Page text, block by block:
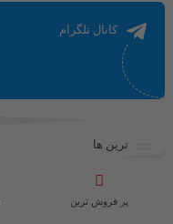
کانال تلگرام
ترین ها
پر فروش ترین